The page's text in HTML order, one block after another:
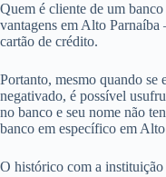
Quem é cliente de um
vantagens em Alto
cartão de crédito.
Portanto, mesmo quando se
negativado, é possível
no banco e seu nome não
banco em específico em
O histórico com a